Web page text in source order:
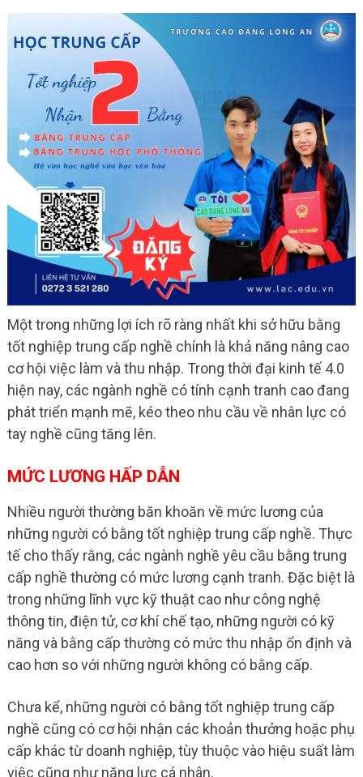
Một trong những lợi ích rõ ràng nhất khi sở hữu bằng
tốt nghiệp trung cấp nghề chính là khả năng nâng cao
cơ hội việc làm và thu nhập. Trong thời đại kinh tế 4.0
hiện nay, các ngành nghề có tính cạnh tranh cao đang
phát triển mạnh mẽ, kéo theo nhu cầu về nhân lực có
tay nghề cũng tăng lên.
MỨC LƯƠNG HẤP DẪN
Nhiều người thường băn khoăn về mức lương của
những người có bằng tốt nghiệp trung cấp nghề. Thực
tế cho thấy rằng, các ngành nghề yêu cầu bằng trung
cấp nghề thường có mức lương cạnh tranh. Đặc biệt là
trong những lĩnh vực kỹ thuật cao như công nghệ
thông tin, điện tử, cơ khí chế tạo, những người có kỹ
năng và bằng cấp thường có mức thu nhập ổn định và
cao hơn so với những người không có bằng cấp.
Chưa kể, những người có bằng tốt nghiệp trung cấp
nghề cũng có cơ hội nhận các khoản thưởng hoặc phụ
cấp khác từ doanh nghiệp, tùy thuộc vào hiệu suất làm
việc cũng như năng lực cá nhân.